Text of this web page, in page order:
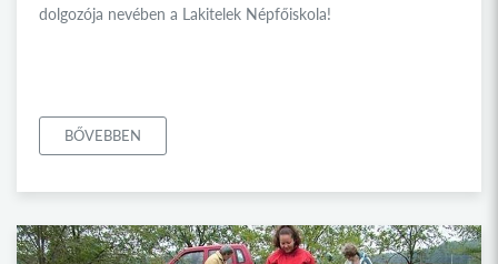
dolgozója nevében a Lakitelek Népfőiskola!
BŐVEBBEN